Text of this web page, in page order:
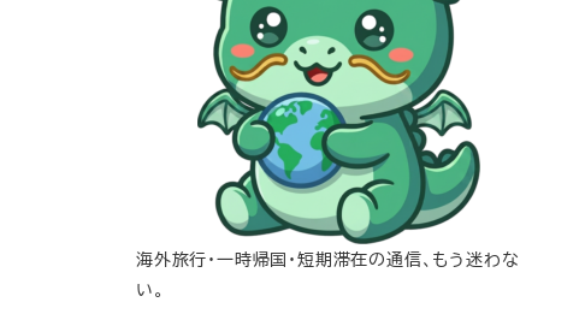
海外旅行・一時帰国・短期滞在の通信、もう迷わな
い。